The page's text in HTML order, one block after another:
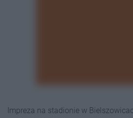
Impreza na stadionie w